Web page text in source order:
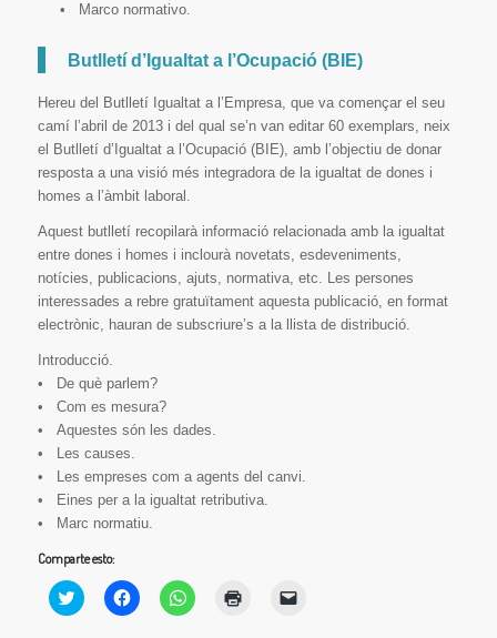
• Marco normativo.
Butlletí d’Igualtat a l’Ocupació (BIE)
Hereu del Butlletí Igualtat a l’Empresa, que va començar el seu
camí l’abril de 2013 i del qual se’n van editar 60 exemplars, neix
el Butlletí d’Igualtat a l’Ocupació (BIE), amb l’objectiu de donar
resposta a una visió més integradora de la igualtat de dones i
homes a l’àmbit laboral.
Aquest butlletí recopilarà informació relacionada amb la igualtat
entre dones i homes i inclourà novetats, esdeveniments,
notícies, publicacions, ajuts, normativa, etc. Les persones
interessades a rebre gratuïtament aquesta publicació, en format
electrònic, hauran de subscriure’s a la llista de distribució.
Introducció.
• De què parlem?
• Com es mesura?
• Aquestes són les dades.
• Les causes.
• Les empreses com a agents del canvi.
• Eines per a la igualtat retributiva.
• Marc normatiu.
Comparte esto:
Haz
clic
Haz
clic
Haz
clic